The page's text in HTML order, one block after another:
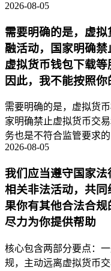
2026-08-05
需要明确的是，虚
融活动，国家明确
虚拟货币钱包下载等
因此，我不能按照
需要明确的是，虚拟货
家明确禁止虚拟货币交
务也是不符合监管要求
2026-08-05
我们应当遵守国家
相关非法活动，共
果你有其他合法合
尽力为你提供帮助
核心包含两部分要点：
规，主动远离虚拟货币